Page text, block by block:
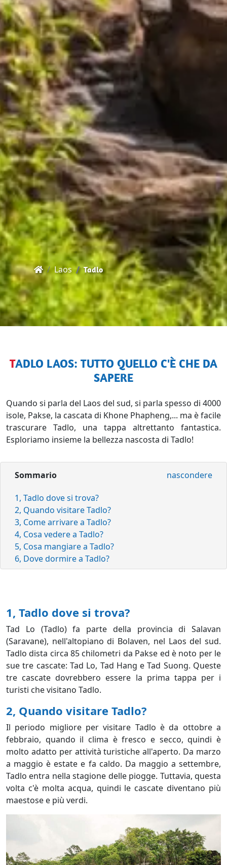
Laos Tadlo
TADLO LAOS: TUTTO QUELLO C'È CHE DA
SAPERE
Quando si parla del Laos del sud, si parla spesso di 4000
isole, Pakse, la cascata di Khone Phapheng,... ma è facile
trascurare Tadlo, una tappa altrettanto fantastica.
Esploriamo insieme la bellezza nascosta di Tadlo!
Sommario nascondere
1, Tadlo dove si trova?
2, Quando visitare Tadlo?
3, Come arrivare a Tadlo?
4, Cosa vedere a Tadlo?
5, Cosa mangiare a Tadlo?
6, Dove dormire a Tadlo?
1, Tadlo dove si trova?
Tad Lo (Tadlo) fa parte della provincia di Salavan
(Saravane), nell'altopiano di Bolaven, nel Laos del sud.
Tadlo dista circa 85 chilometri da Pakse ed è noto per le
sue tre cascate: Tad Lo, Tad Hang e Tad Suong. Queste
tre cascate dovrebbero essere la prima tappa per i
turisti che visitano Tadlo.
2, Quando visitare Tadlo?
Il periodo migliore per visitare Tadlo è da ottobre a
febbraio, quando il clima è fresco e secco, quindi è
molto adatto per attività turistiche all'aperto. Da marzo
a maggio è estate e fa caldo. Da maggio a settembre,
Tadlo entra nella stagione delle piogge. Tuttavia, questa
volta c'è molta acqua, quindi le cascate diventano più
maestose e più verdi.